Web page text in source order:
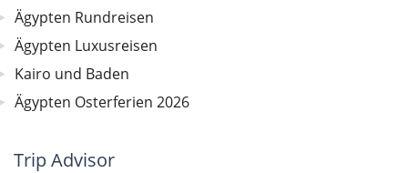
Ägypten Rundreisen
Ägypten Luxusreisen
Kairo und Baden
Ägypten Osterferien 2026
Trip Advisor